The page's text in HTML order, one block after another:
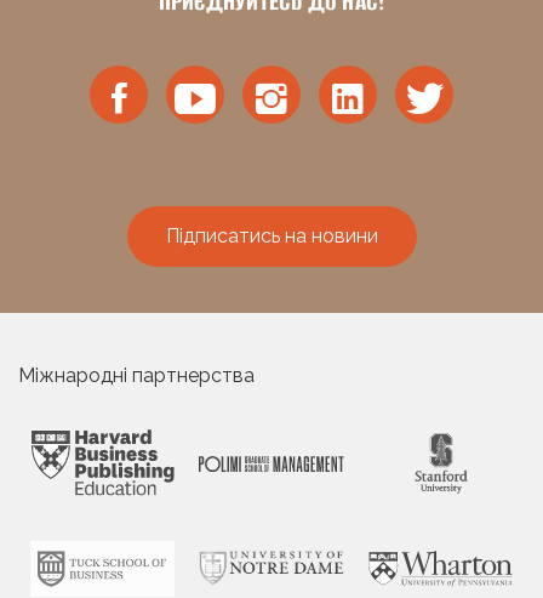
Підписатись на новини
Міжнародні партнерства